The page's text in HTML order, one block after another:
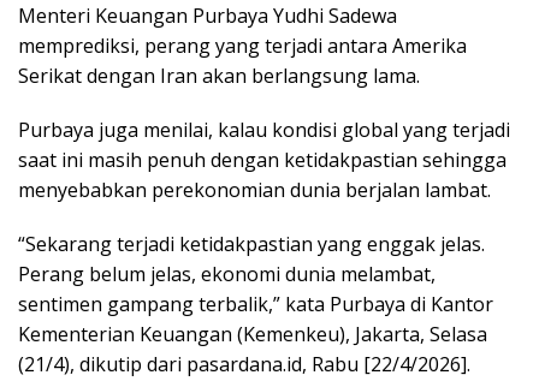
Menteri Keuangan Purbaya Yudhi Sadewa
memprediksi, perang yang terjadi antara Amerika
Serikat dengan Iran akan berlangsung lama.
Purbaya juga menilai, kalau kondisi global yang terjadi
saat ini masih penuh dengan ketidakpastian sehingga
menyebabkan perekonomian dunia berjalan lambat.
“Sekarang terjadi ketidakpastian yang enggak jelas.
Perang belum jelas, ekonomi dunia melambat,
sentimen gampang terbalik,” kata Purbaya di Kantor
Kementerian Keuangan (Kemenkeu), Jakarta, Selasa
(21/4), dikutip dari pasardana.id, Rabu [22/4/2026].